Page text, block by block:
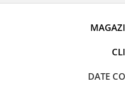
DATE